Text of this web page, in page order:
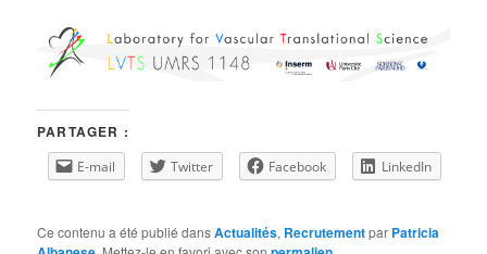
PARTAGER :
E-mail Twitter Facebook LinkedIn
Ce contenu a été publié dansActualités, Recrutementpar Patricia